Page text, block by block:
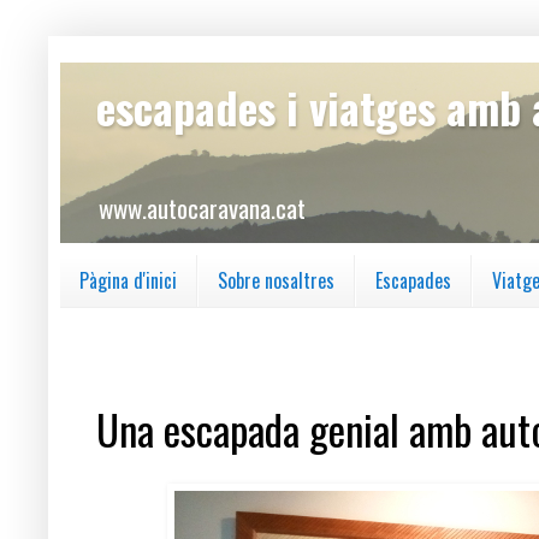
escapades i viatges
www.autocaravana.cat
Pàgina d'inici Sobre nosaltres Escapades
Una escapada genial amb